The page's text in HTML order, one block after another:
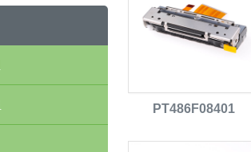
PT486F08401